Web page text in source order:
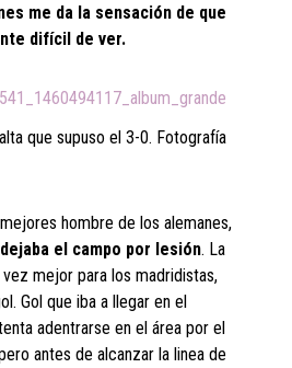
me da la sensación de que
difícil de ver.
que supuso el 3-0. Fotografía
hombre de los alemanes,
el campo por lesión. La
mejor para los madridistas,
Gol que iba a llegar en el
adentrarse en el área por el
antes de alcanzar la linea de